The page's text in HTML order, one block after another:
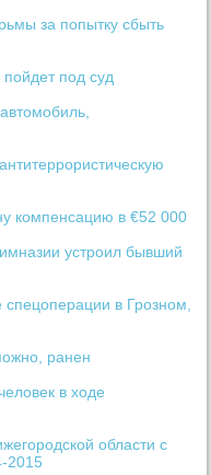
за попытку сбыть
под суд
компенсацию в €52 000
устроил бывший
спецоперации в Грозном,
ранен
в ходе
области с
2015